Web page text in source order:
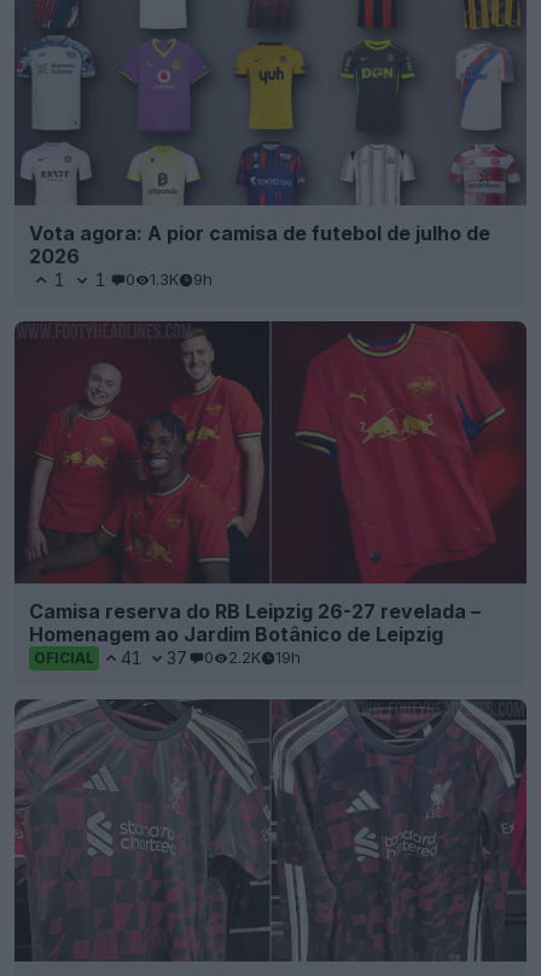
Vota agora: A pior camisa de futebol de julho de
2026
1 1 0 1.3K 9h
Camisa reserva do RB Leipzig 26-27 revelada –
Homenagem ao Jardim Botânico de Leipzig
OFICIAL 41 37 0 2.2K 19h